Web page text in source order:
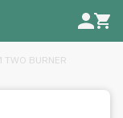
BURNER